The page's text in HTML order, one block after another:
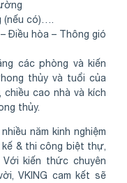
(nếu có)….
Điều hòa – Thông gió
các phòng và kiến
thủy và tuổi của
cao nhà và kích
thủy.
năm kinh nghiệm
& thi công biệt thự,
kiến thức chuyên
VKING cam kết sẽ